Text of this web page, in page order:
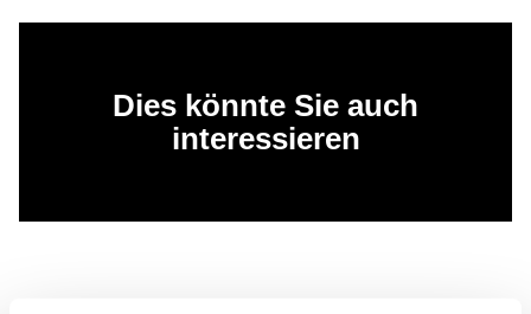
Dies könnte Sie auch
interessieren